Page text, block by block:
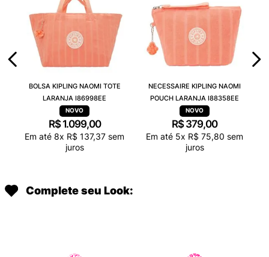
BOLSA KIPLING NAOMI TOTE
LARANJA I86998EE
R$ 1.099,00
Em até 8x R$ 137,37 sem
juros
NECESSAIRE KIPLING NAOMI
POUCH LARANJA I88358EE
R$ 379,00
Em até 5x R$ 75,80 sem
juros
Complete seu Look: